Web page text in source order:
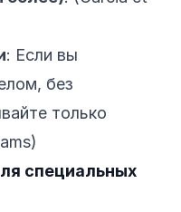
: Если вы
без
только
специальных